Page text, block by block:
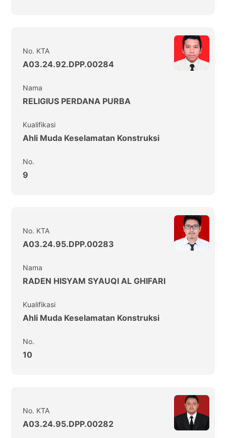
No. KTA
A03.24.92.DPP.00284
Nama
RELIGIUS PERDANA PURBA
Kualifikasi
Ahli Muda Keselamatan Konstruksi
No.
9
No. KTA
A03.24.95.DPP.00283
Nama
RADEN HISYAM SYAUQI AL GHIFARI
Kualifikasi
Ahli Muda Keselamatan Konstruksi
No.
10
No. KTA
A03.24.95.DPP.00282